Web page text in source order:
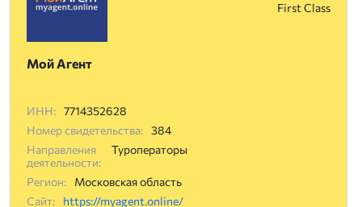
First Class
Мой Агент
ИНН: 7714352628
Номер свидетельства: 384
Направления
деятельности:
Туроператоры
Регион:
Московская область
Сайт:
https://myagent.online/